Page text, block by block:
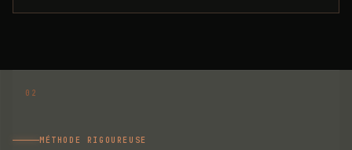
MÉTHODE RIGOUREUSE